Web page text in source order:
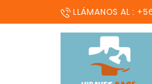
LLÁMANOS AL :